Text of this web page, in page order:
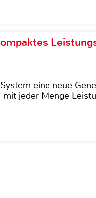
eine neue
jeder Menge